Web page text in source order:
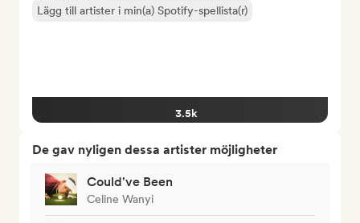
Lägg till artister i min(a) Spotify-spellista(r)
3.5k
De gav nyligen dessa artister möjligheter
Could've Been
Celine Wanyi